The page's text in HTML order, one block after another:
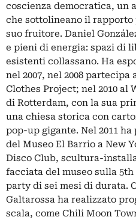
coscienza democratica, un
che sottolineano il
suo fruitore. Daniel
e pieni di energia: spazi di
esistenti collassano. Ha
nel 2007, nel 2008 partecipa
Clothes Project; nel 2010
di Rotterdam, con la sua
una chiesa storica con
pop-up gigante. Nel 2011
del Museo El Barrio a New
Disco Club, scultura-
facciata del museo sulla
party di sei mesi di durata.
Galtarossa ha realizzato
scala, come Chili Moon